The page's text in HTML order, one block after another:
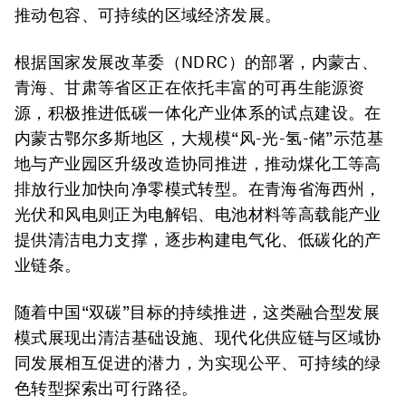
推动包容、可持续的区域经济发展。
根据国家发展改革委（NDRC）的部署，内蒙古、
青海、甘肃等省区正在依托丰富的可再生能源资
源，积极推进低碳一体化产业体系的试点建设。在
内蒙古鄂尔多斯地区，大规模“风-光-氢-储”示范基
地与产业园区升级改造协同推进，推动煤化工等高
排放行业加快向净零模式转型。在青海省海西州，
光伏和风电则正为电解铝、电池材料等高载能产业
提供清洁电力支撑，逐步构建电气化、低碳化的产
业链条。
随着中国“双碳”目标的持续推进，这类融合型发展
模式展现出清洁基础设施、现代化供应链与区域协
同发展相互促进的潜力，为实现公平、可持续的绿
色转型探索出可行路径。